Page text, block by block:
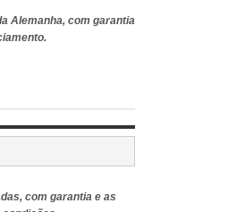
Alemanha, com garantia
com garantia e as